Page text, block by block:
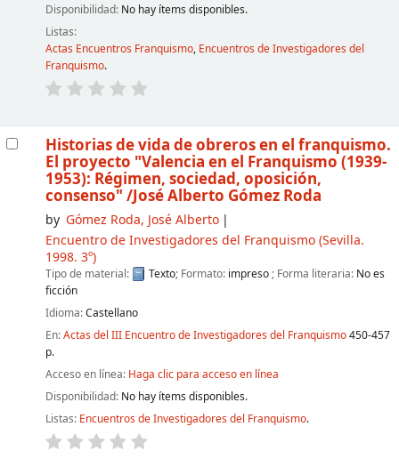
Disponibilidad: No hay ítems disponibles.
Listas:
Actas Encuentros Franquismo, Encuentros de Investigadores del
Franquismo.
Historias de vida de obreros en el franquismo.
El proyecto "Valencia en el Franquismo (1939-
1953): Régimen, sociedad, oposición,
consenso" /José Alberto Gómez Roda
by Gómez Roda, José Alberto
Encuentro de Investigadores del Franquismo(Sevilla.
1998. 3º)
Tipo de material: Texto; Formato: impreso ; Forma literaria: No es
ficción
Idioma:Castellano
En:Actas del III Encuentro de Investigadores del Franquismo450-457
p.
Acceso en línea: Haga clic para acceso en línea
Disponibilidad: No hay ítems disponibles.
Listas: Encuentros de Investigadores del Franquismo.